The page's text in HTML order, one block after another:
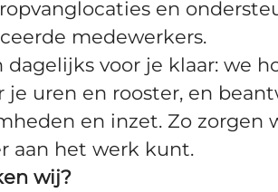
en
medewerkers.
dagelijks voor je klaar: we
je uren en rooster, en
en inzet. Zo zorgen
aan het werk kunt.
wij?